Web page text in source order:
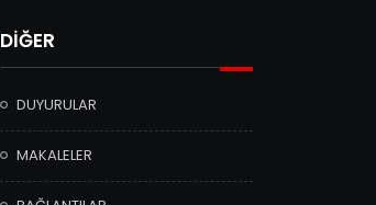
DİĞER
DUYURULAR
MAKALELER